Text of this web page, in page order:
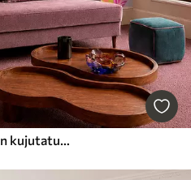
Ere troopiline motiiv, millel on kujutatud lilled, lehed ja värvilised puuviljad